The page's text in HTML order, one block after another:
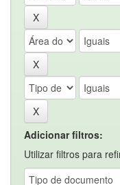
Adicionar filtros:
Utilizar filtros para